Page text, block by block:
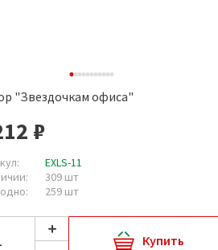
Быстрый просмотр
"Звездочкам офиса"
₽
EXLS-11
309 шт
259 шт
Купить